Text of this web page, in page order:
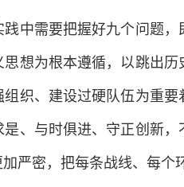
需要把握好九个问题，
想为根本遵循，以跳出
织、建设过硬队伍为重
、与时俱进、守正创新
严密，把每条战线、每个